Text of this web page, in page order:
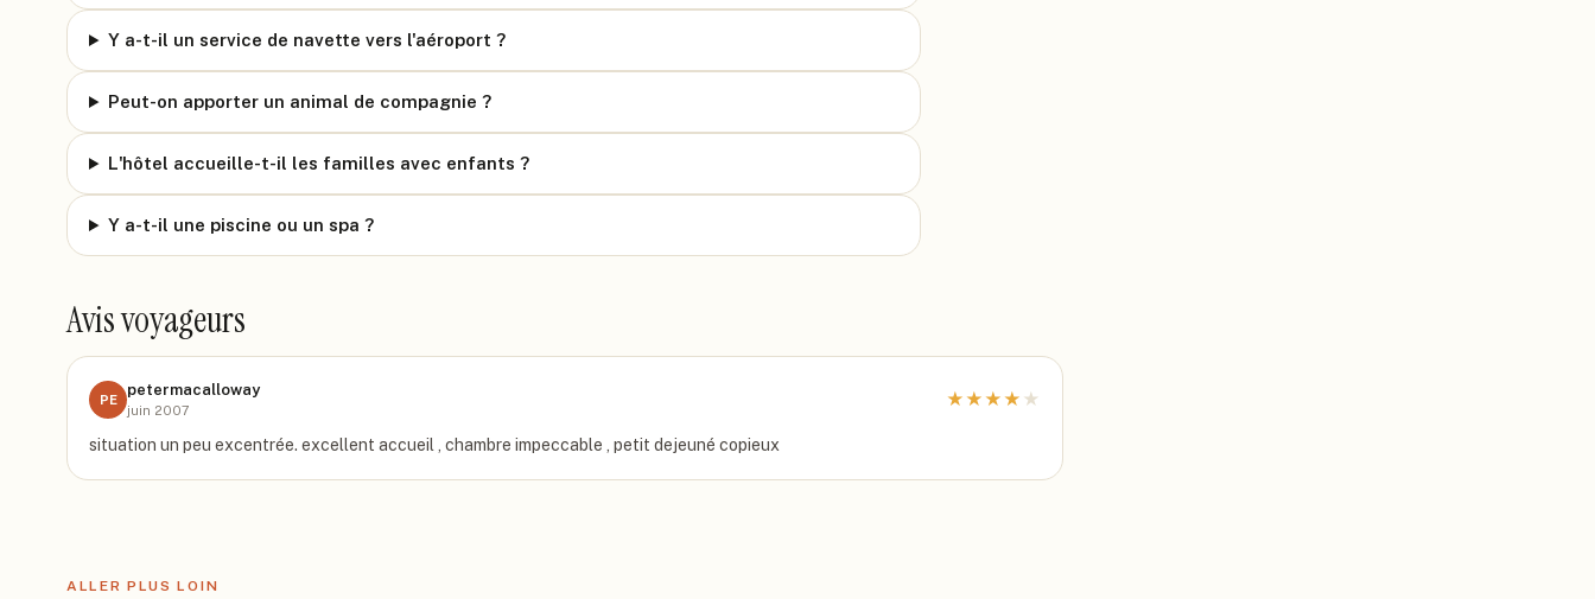
Y a-t-il un service de navette vers l'aéroport ?
Peut-on apporter un animal de compagnie ?
L'hôtel accueille-t-il les familles avec enfants ?
Y a-t-il une piscine ou un spa ?
Avis voyageurs
PE
petermacalloway
juin 2007
★★★★ ★
situation un peu excentrée. excellent accueil , chambre impeccable , petit dejeuné copieux
ALLER PLUS LOIN